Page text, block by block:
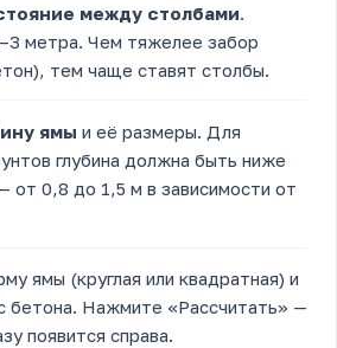
между столбами.
метра. Чем тяжелее забор
тем чаще ставят столбы.
ямы и её размеры. Для
глубина должна быть ниже
от 0,8 до 1,5 м в зависимости от
ямы (круглая или квадратная) и
бетона. Нажмите «Рассчитать» —
появится справа.